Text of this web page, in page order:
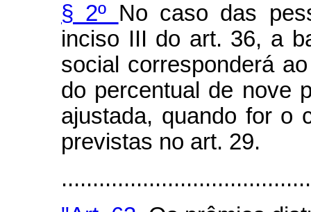
§ 2º No caso das
inciso III do art. 36, a
social corresponderá
do percentual de nove
ajustada, quando for o
previstas no art. 29.